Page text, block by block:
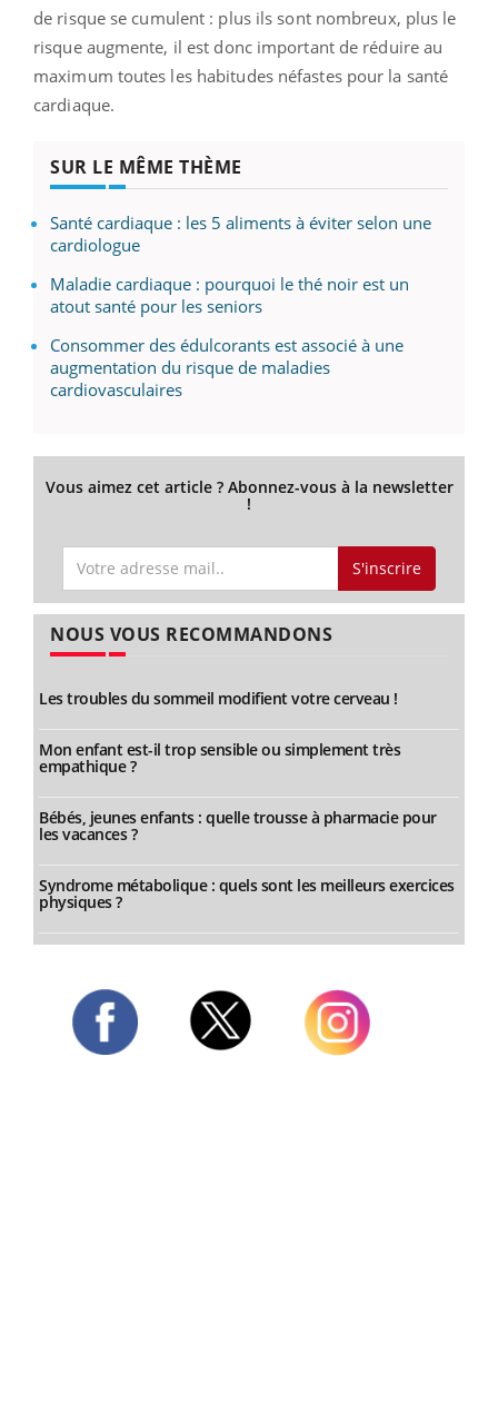
de risque se cumulent : plus ils sont nombreux, plus le
risque augmente, il est donc important de réduire au
maximum toutes les habitudes néfastes pour la santé
cardiaque.
SUR LE MÊME THÈME
Santé cardiaque : les 5 aliments à éviter selon une
cardiologue
Maladie cardiaque : pourquoi le thé noir est un
atout santé pour les seniors
Consommer des édulcorants est associé à une
augmentation du risque de maladies
cardiovasculaires
Vous aimez cet article ? Abonnez-vous à la newsletter
!
S'inscrire
NOUS VOUS RECOMMANDONS
Les troubles du sommeil modifient votre cerveau !
Mon enfant est-il trop sensible ou simplement très
empathique ?
Bébés, jeunes enfants : quelle trousse à pharmacie pour
les vacances ?
Syndrome métabolique : quels sont les meilleurs exercices
physiques ?